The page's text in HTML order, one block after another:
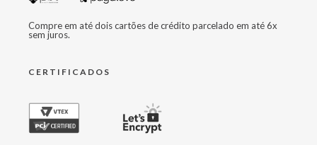
Compre em até dois cartões de crédito parcelado em até 6x
sem juros.
CERTIFICADOS